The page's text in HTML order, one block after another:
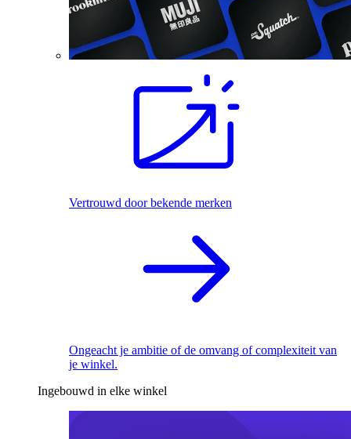
Vertrouwd door bekende merken
Ongeacht je ambitie of de omvang of complexiteit van
je winkel.
Ingebouwd in elke winkel